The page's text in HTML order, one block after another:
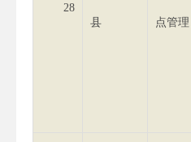
28
县 点管理